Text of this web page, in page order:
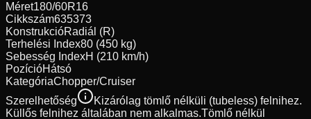
Méret180/60R16
Cikkszám635373
KonstrukcióRadiál (R)
Terhelési Index80 (450 kg)
Sebesség IndexH (210 km/h)
PozícióHátsó
KategóriaChopper/Cruiser
Szerelhetőség
Kizárólag tömlő nélküli (tubeless) felnihez.
Küllős felnihez általában nem alkalmas.Tömlő nélkül